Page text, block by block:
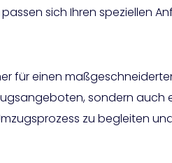
sich Ihren speziellen
für einen
sondern auch
zu begleiten